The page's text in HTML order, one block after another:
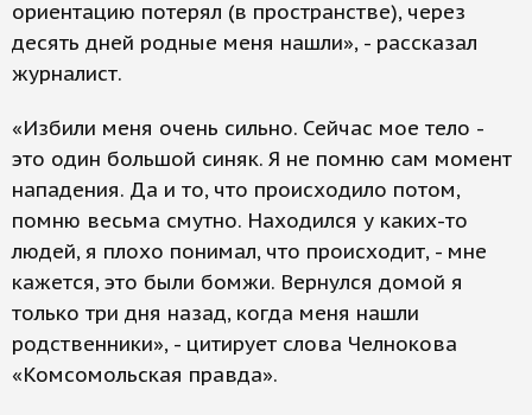
ориентацию потерял (в пространстве), через
десять дней родные меня нашли», - рассказал
журналист.
«Избили меня очень сильно. Сейчас мое тело -
это один большой синяк. Я не помню сам момент
нападения. Да и то, что происходило потом,
помню весьма смутно. Находился у каких-то
людей, я плохо понимал, что происходит, - мне
кажется, это были бомжи. Вернулся домой я
только три дня назад, когда меня нашли
родственники», - цитирует слова Челнокова
«Комсомольская правда».